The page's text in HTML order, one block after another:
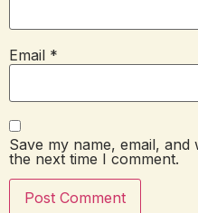
Email *
Save my name, email,
the next time I comment.